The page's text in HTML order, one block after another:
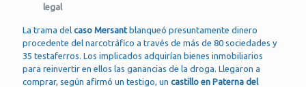
legal
La trama del caso Mersantblanqueó presuntamente dinero
procedente del narcotráfico a través de más de 80 sociedades y
35 testaferros. Los implicados adquirían bienes inmobiliarios
para reinvertir en ellos las ganancias de la droga. Llegaron a
comprar, según afirmó un testigo, un castillo en Paterna del